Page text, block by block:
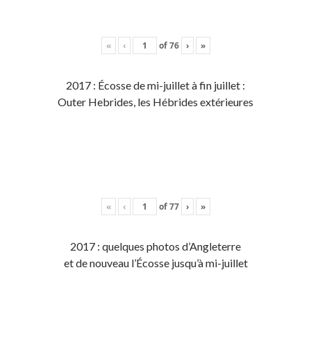
« ‹ of76 › »
2017 : Écosse de mi-juillet à fin juillet :
Outer Hebrides, les Hébrides extérieures
« ‹ of77 › »
2017 : quelques photos d’Angleterre
et de nouveau l’Écosse jusqu’à mi-juillet